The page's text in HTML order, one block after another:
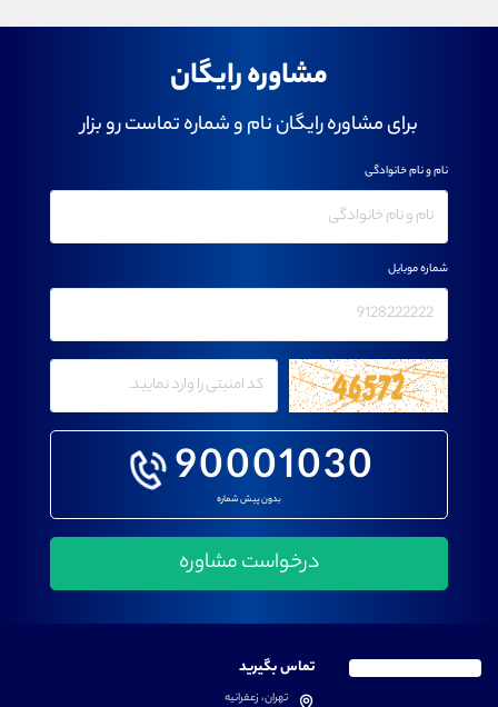
مشاوره رایگان
برای مشاوره رایگان نام و شماره تماست رو بزار
90001030
بدون پیش شماره
نام و نام خانوادگی
شماره موبایل
تماس بگیرید
تهران، زعفرانیه